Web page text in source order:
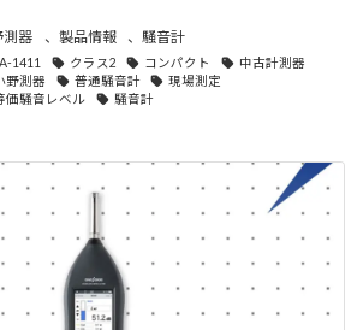
測器 、 製品情報 、騒音計
1411 クラス2 コンパクト
中古計測器
野測器
普通騒音計
現場測定
価騒音レベル
騒音計